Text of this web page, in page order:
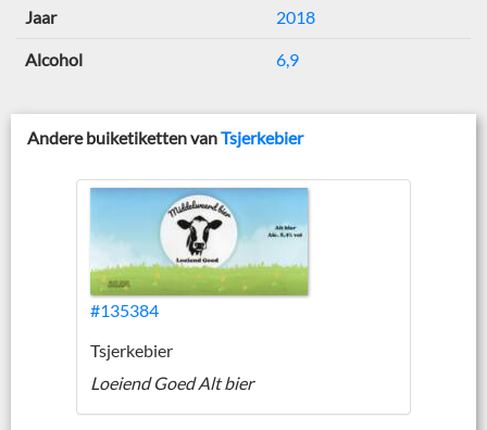
Jaar 2018
Alcohol 6,9
Andere buiketiketten vanTsjerkebier
#135384
Tsjerkebier
Loeiend Goed Alt bier